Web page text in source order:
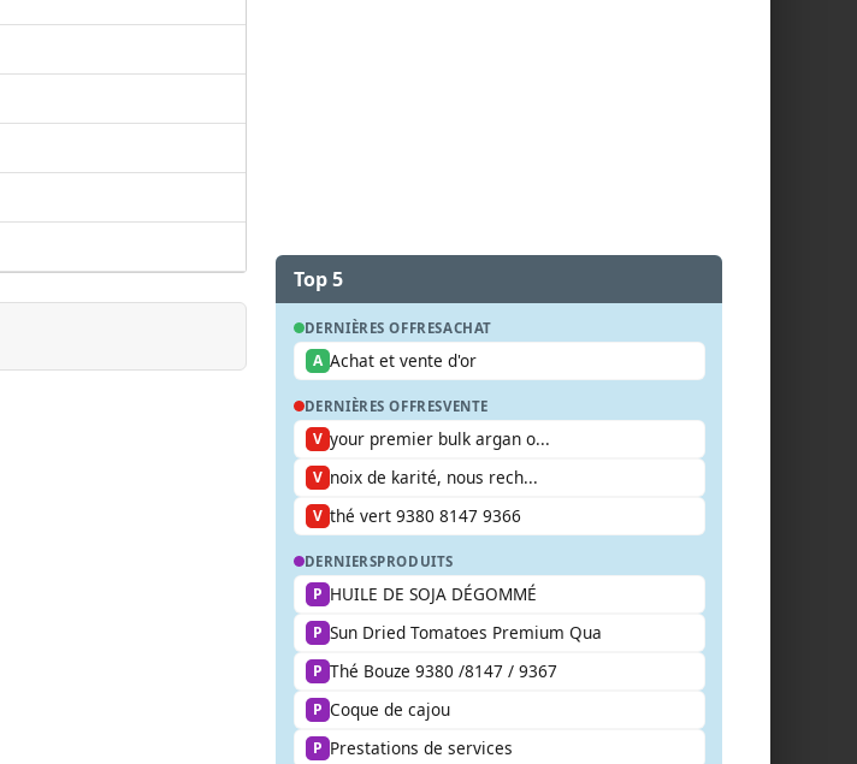
Top 5
DERNIÈRES OFFRESACHAT
A Achat et vente d'or
DERNIÈRES OFFRESVENTE
V your premier bulk argan o...
V noix de karité, nous rech...
V thé vert 9380 8147 9366
DERNIERSPRODUITS
P HUILE DE SOJA DÉGOMMÉ
P Sun Dried Tomatoes Premium Qua
P Thé Bouze 9380 /8147 / 9367
P Coque de cajou
P Prestations de services